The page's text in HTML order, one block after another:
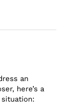
an
here’s a